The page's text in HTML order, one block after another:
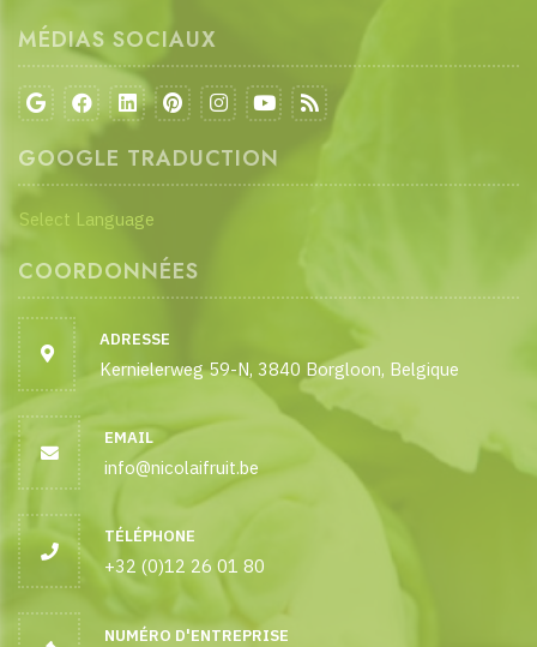
MÉDIAS SOCIAUX
GOOGLE TRADUCTION
Select Language
COORDONNÉES
ADRESSE
Kernielerweg 59-N, 3840 Borgloon, Belgique
EMAIL
info@nicolaifruit.be
TÉLÉPHONE
+32 (0)12 26 01 80
NUMÉRO D'ENTREPRISE